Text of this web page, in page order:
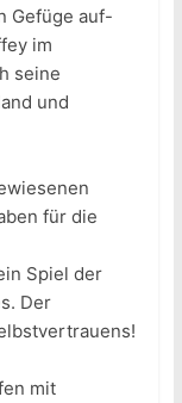
Gefüge auf-
im
seine
und
für die
Spiel der
Der
mit